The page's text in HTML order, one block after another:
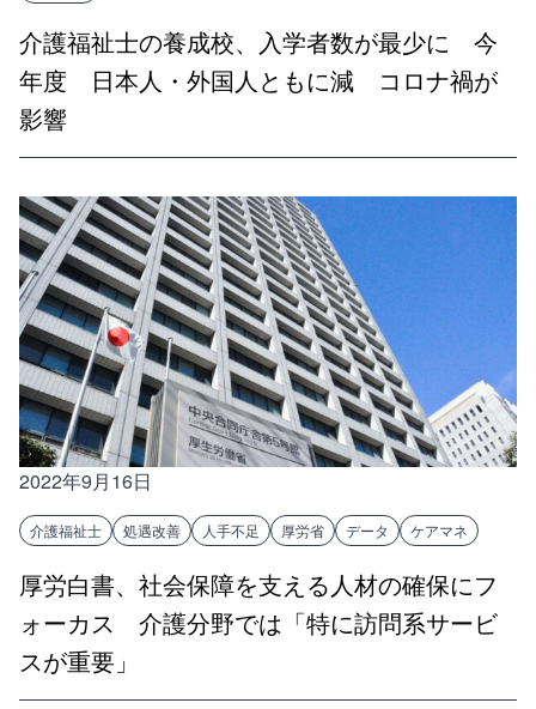
介護福祉士の養成校、入学者数が最少に 今
年度 日本人・外国人ともに減 コロナ禍が
影響
2022年9月16日
介護福祉士 処遇改善 人手不足 厚労省 データ ケアマネ
厚労白書、社会保障を支える人材の確保にフ
ォーカス 介護分野では「特に訪問系サービ
スが重要」